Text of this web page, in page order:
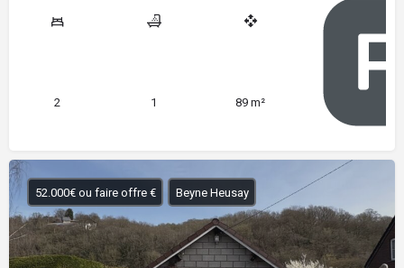
2 1 89 m²
52.000€ ou faire offre € Beyne Heusay